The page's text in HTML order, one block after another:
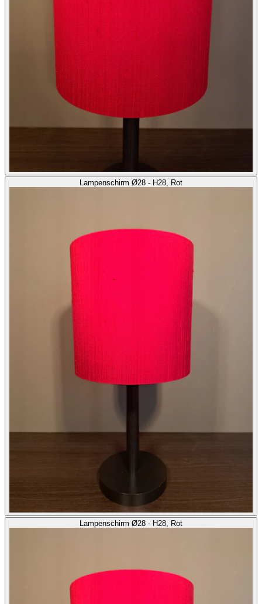
Lampenschirm Ø28 - H28, Rot
Lampenschirm Ø28 - H28, Rot